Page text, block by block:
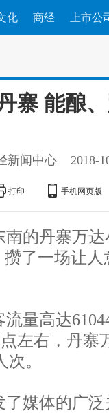
化 商经 上市公
寨 能酿
新闻中心 2018-
打印 手机网页版
南的丹寨万
了一场让
量高达
左右，丹寨
次。
媒体的广